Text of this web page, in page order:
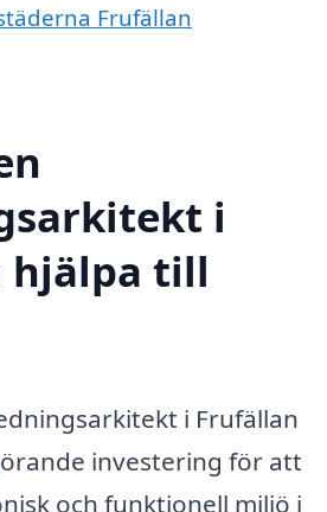
Frufällan
i
hjälpa till
i Frufällan
investering för att
och funktionell miljö i